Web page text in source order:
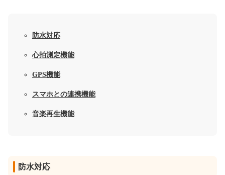
防水対応
心拍測定機能
GPS機能
スマホとの連携機能
音楽再生機能
防水対応